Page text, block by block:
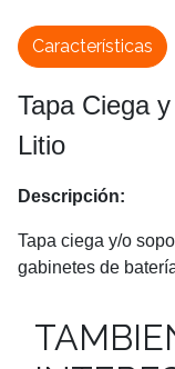
Tapa Ciega
Litio
Descripción:
Tapa ciega y/o
gabinetes de
Características